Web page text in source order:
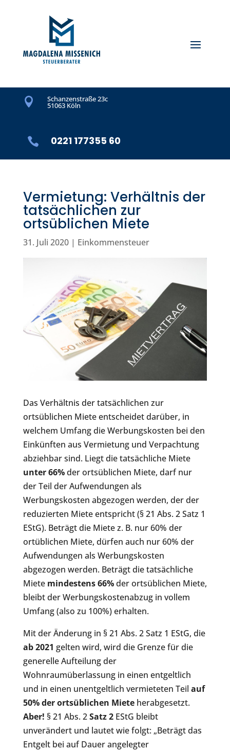
 Schanzenstraße 23c
51063 Köln
 0221 177355 60
Vermietung: Verhältnis der
tatsächlichen zur
ortsüblichen Miete
31. Juli 2020| Einkommensteuer
Das Verhältnis der tatsächlichen zur
ortsüblichen Miete entscheidet darüber, in
welchem Umfang die Werbungskosten bei den
Einkünften aus Vermietung und Verpachtung
abziehbar sind. Liegt die tatsächliche Miete
unter 66%der ortsüblichen Miete, darf nur
der Teil der Aufwendungen als
Werbungskosten abgezogen werden, der der
reduzierten Miete entspricht (§ 21 Abs. 2 Satz 1
EStG). Beträgt die Miete z. B. nur 60% der
ortüblichen Miete, dürfen auch nur 60% der
Aufwendungen als Werbungskosten
abgezogen werden. Beträgt die tatsächliche
Miete mindestens 66%der ortsüblichen Miete,
bleibt der Werbungskostenabzug in vollem
Umfang (also zu 100%) erhalten.
Mit der Änderung in § 21 Abs. 2 Satz 1 EStG, die
ab 2021 gelten wird, wird die Grenze für die
generelle Aufteilung der
Wohnraumüberlassung in einen entgeltlich
und in einen unentgeltlich vermieteten Teil auf
50% der ortsüblichen Mieteherabgesetzt.
Aber! § 21 Abs. 2Satz 2EStG bleibt
unverändert und lautet wie folgt: „Beträgt das
Entgelt bei auf Dauer angelegter